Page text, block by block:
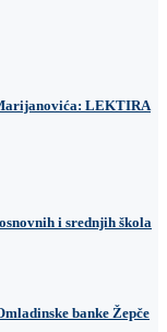
LEKTIRA
i srednjih škola
banke Žepče